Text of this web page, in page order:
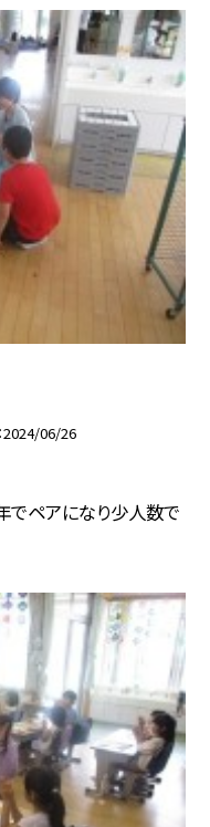
2024/06/26
でペアになり少人数で